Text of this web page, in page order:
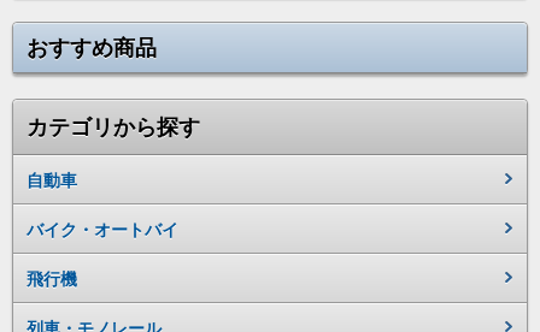
おすすめ商品
カテゴリから探す
自動車
バイク・オートバイ
飛行機